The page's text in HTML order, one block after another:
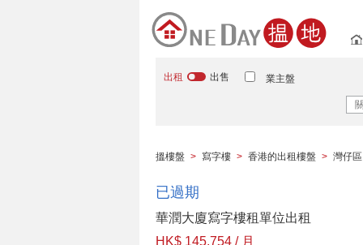
出租 出售 業主盤
搵樓盤 > 寫字樓 > 香港的出租樓盤 > 灣仔區
已過期
華潤大廈寫字樓租單位出租
HK$ 145,754 / 月